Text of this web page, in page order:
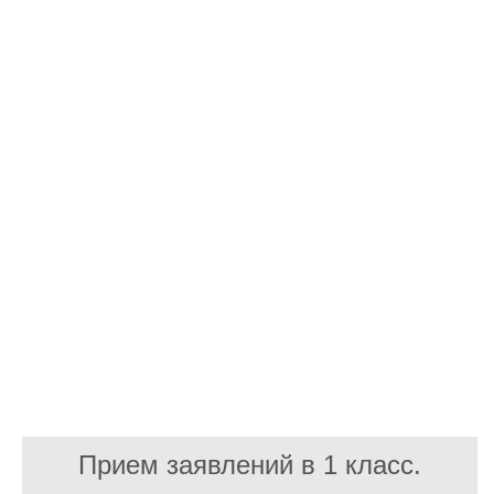
Прием заявлений в 1 класс.